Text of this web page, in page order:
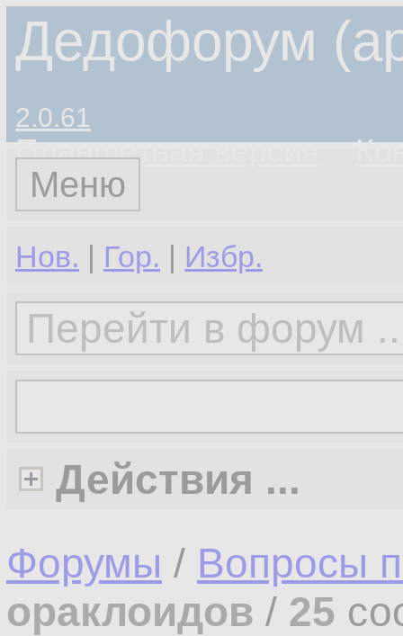
Дедофорум
2.0.61
Планшетная версия
Меню
Нов. | Гор. | Избр.
Действия ...
Форумы / Вопросы
ораклоидов / 25